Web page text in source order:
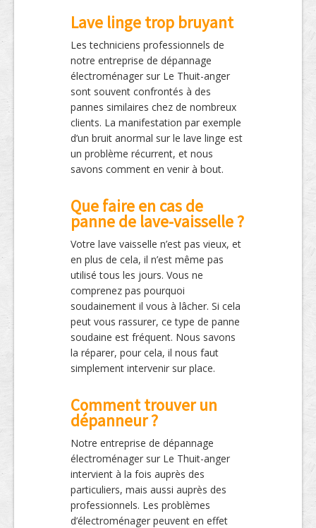
Lave linge trop bruyant
Les techniciens professionnels de
notre entreprise de dépannage
électroménager sur Le Thuit-anger
sont souvent confrontés à des
pannes similaires chez de nombreux
clients. La manifestation par exemple
d’un bruit anormal sur le lave linge est
un problème récurrent, et nous
savons comment en venir à bout.
Que faire en cas de
panne de lave-vaisselle ?
Votre lave vaisselle n’est pas vieux, et
en plus de cela, il n’est même pas
utilisé tous les jours. Vous ne
comprenez pas pourquoi
soudainement il vous à lâcher. Si cela
peut vous rassurer, ce type de panne
soudaine est fréquent. Nous savons
la réparer, pour cela, il nous faut
simplement intervenir sur place.
Comment trouver un
dépanneur ?
Notre entreprise de dépannage
électroménager sur Le Thuit-anger
intervient à la fois auprès des
particuliers, mais aussi auprès des
professionnels. Les problèmes
d’électroménager peuvent en effet